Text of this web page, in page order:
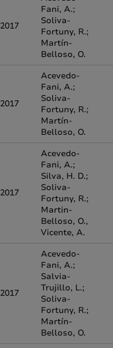
2017
Fani, A.;
Soliva-
Fortuny, R.;
Martín-
Belloso, O.
2017
Acevedo-
Fani, A.;
Soliva-
Fortuny, R.;
Martín-
Belloso, O.
2017
Acevedo-
Fani, A.;
Silva, H. D.;
Soliva-
Fortuny, R.;
Martin-
Belloso, O.,
Vicente, A.
2017
Acevedo-
Fani, A.;
Salvia-
Trujillo, L.;
Soliva-
Fortuny, R.;
Martín-
Belloso, O.